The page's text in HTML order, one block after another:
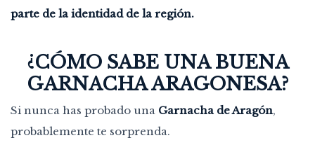
parte de la identidad de la región.
¿CÓMO SABE UNA BUENA
GARNACHA ARAGONESA?
Si nunca has probado una Garnacha de Aragón,
probablemente te sorprenda.